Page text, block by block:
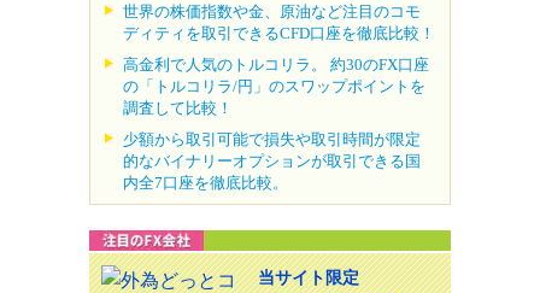
世界の株価指数や金、原油など注目のコモ
ディティを取引できるCFD口座を徹底比較！
高金利で人気のトルコリラ。 約30のFX口座
の「トルコリラ/円」のスワップポイントを
調査して比較！
少額から取引可能で損失や取引時間が限定
的なバイナリーオプションが取引できる国
内全7口座を徹底比較。
当サイト限定